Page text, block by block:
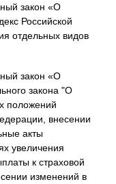
закон «О
Российской
отдельных видов
закон «О
закона "О
положений
внесении
акты
увеличения
к страховой
изменений в